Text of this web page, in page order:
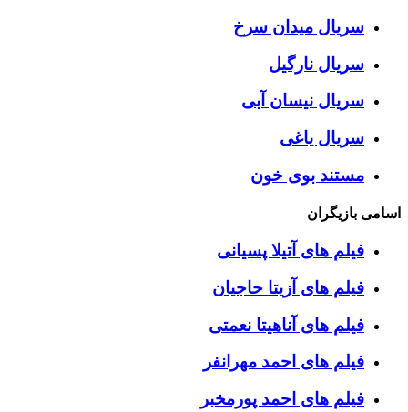
سریال میدان سرخ
سریال نارگیل
سریال نیسان آبی
سریال یاغی
مستند بوی خون
اسامی بازیگران
فیلم های آتیلا پسیانی
فیلم های آزیتا حاجیان
فیلم های آناهیتا نعمتی
فیلم های احمد مهرانفر
فیلم های احمد پورمخبر